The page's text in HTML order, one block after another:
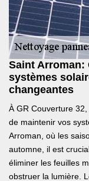
Saint Arroman:
systèmes
changeantes
À GR Couverture
de maintenir vos
Arroman, où les
automne, il est
éliminer les feuilles
obstruer la lumière.